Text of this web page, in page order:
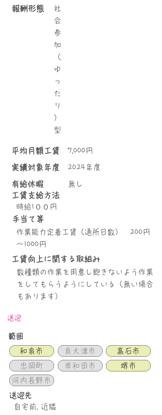
報酬形態
社
会
参
加
（
ゆ
っ
た
り
）
型
平均月額工賃
実績対象年度
有給休暇
工賃支給方法
7,000円
2024年度
無し
時給1００円
手当て等
作業能力定着工賃（通所日数） 200円
～1000円
工賃向上に関する取組み
数種類の作業を用意し飽きないよう作業
をしてもらうようにしている（無い場合
もあります）
送迎
範囲
和泉市
泉大津市
高石市
忠岡町
岸和田市
堺市
河内長野市
送迎先
自宅前, 近隣